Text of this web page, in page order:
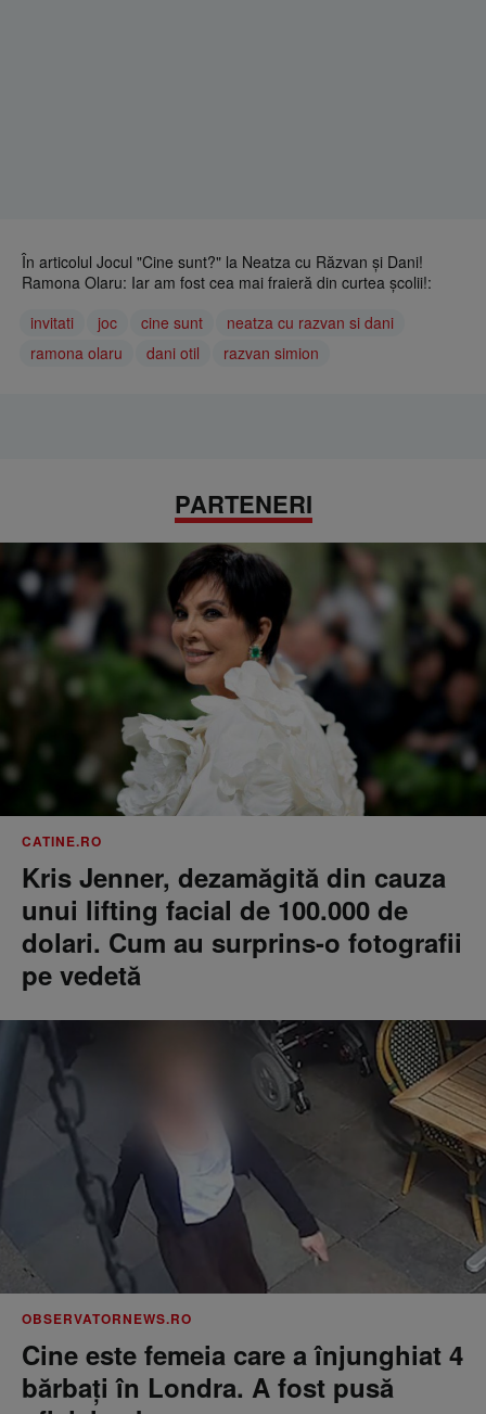
În articolul Jocul "Cine sunt?" la Neatza cu Răzvan și Dani!
Ramona Olaru: Iar am fost cea mai fraieră din curtea școlii!:
invitati
joc cine sunt
neatza cu razvan si dani
ramona olaru
dani otil razvan simion
PARTENERI
CATINE.RO
Kris Jenner, dezamăgită din cauza
unui lifting facial de 100.000 de
dolari. Cum au surprins-o fotografii
pe vedetă
OBSERVATORNEWS.RO
Cine este femeia care a înjunghiat 4
bărbați în Londra. A fost pusă